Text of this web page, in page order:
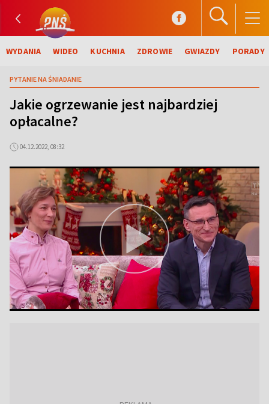
WYDANIA WIDEO KUCHNIA ZDROWIE GWIAZDY PORADY
PYTANIE NA ŚNIADANIE
Jakie ogrzewanie jest najbardziej
opłacalne?
04.12.2022, 08:32